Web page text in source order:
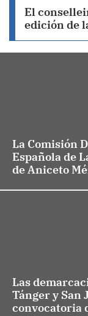
El
edición de
La Comisión
Española de
de Aniceto
Las
Tánger y San
convocatoria